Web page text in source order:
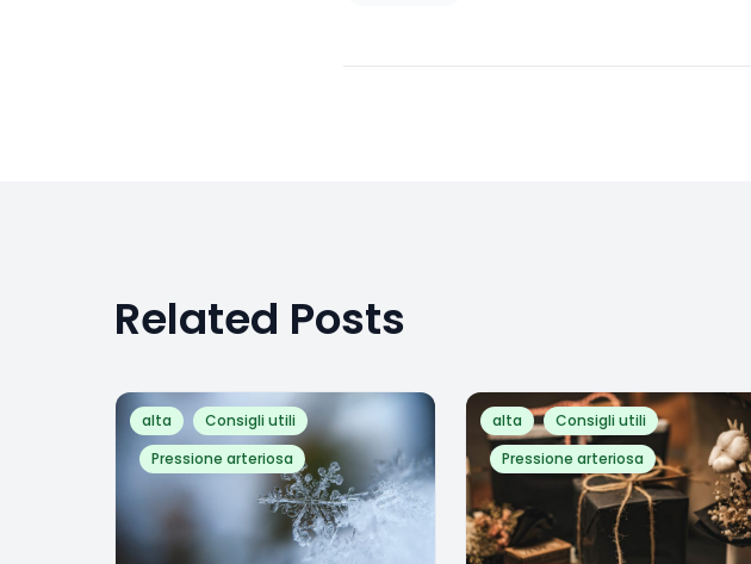
Related Posts
alta
Consigli utili
Pressione arteriosa
alta
Consigli utili
Pressione arteriosa